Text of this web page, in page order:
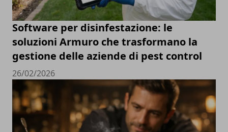
Software per disinfestazione: le
soluzioni Armuro che trasformano la
gestione delle aziende di pest control
26/02/2026